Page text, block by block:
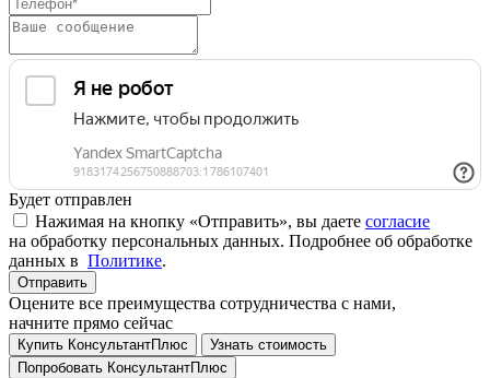
Будет отправлен
Нажимая на кнопку «Отправить», вы даете согласие
на обработку персональных данных. Подробнее об обработке
данных в Политике.
Отправить
Оцените все преимущества сотрудничества с нами,
начните прямо сейчас
Купить КонсультантПлюс
Узнать стоимость
Попробовать КонсультантПлюс